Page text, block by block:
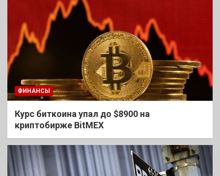
ФИНАНСЫ
Курс биткоина упал до $8900 на
криптобирже BitMEX